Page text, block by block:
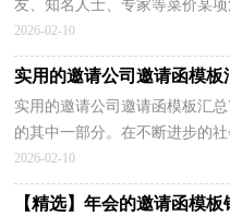
友、知名人士、专家等菜价某
社会生活中，需要使用邀请函的
2026-02-10
实用的邀请公司邀请函模板
实用的邀请公司邀请函模板汇
的其中一部分。在不断进步的
那么相关的邀请函到底怎么写呢
2026-02-10
【精选】年会的邀请函模